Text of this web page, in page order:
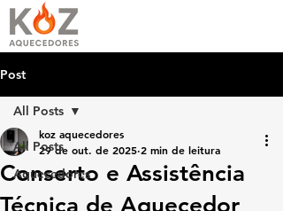
Post
All Posts
Aquecedores
All Posts
Conserto e Assistência
Técnica de Aquecedor
koz aquecedores
29 de out. de 2025 2 min de leitura